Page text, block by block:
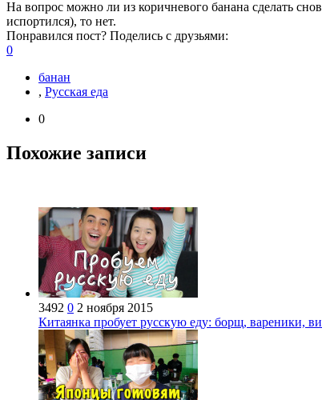
На вопрос можно ли из коричневого банана сделать
испортился), то нет.
Понравился пост? Поделись с друзьями:
0
банан
, Русская еда
0
Похожие записи
3492 0 2 ноября 2015
Китаянка пробует русскую еду: борщ, вареники,